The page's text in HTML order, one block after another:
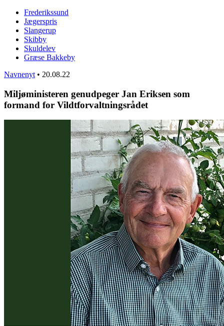
Frederikssund
Jægerspris
Slangerup
Skibby
Skuldelev
Græse Bakkeby
Navnenyt • 20.08.22
Miljøministeren genudpeger Jan Eriksen som
formand for Vildtforvaltningsrådet